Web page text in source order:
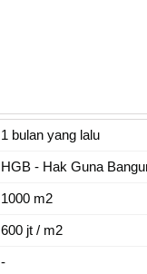
1 bulan yang lalu
HGB - Hak Guna
1000 m2
600 jt / m2
-